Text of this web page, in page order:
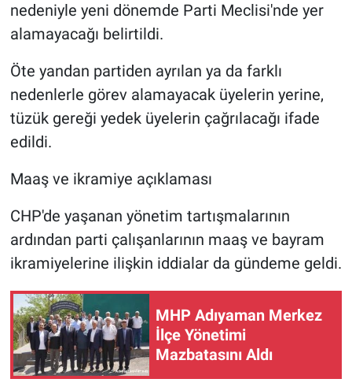
nedeniyle yeni dönemde Parti Meclisi'nde yer
alamayacağı belirtildi.
Öte yandan partiden ayrılan ya da farklı
nedenlerle görev alamayacak üyelerin yerine,
tüzük gereği yedek üyelerin çağrılacağı ifade
edildi.
Maaş ve ikramiye açıklaması
CHP'de yaşanan yönetim tartışmalarının
ardından parti çalışanlarının maaş ve bayram
ikramiyelerine ilişkin iddialar da gündeme geldi.
MHP Adıyaman Merkez
İlçe Yönetimi
Mazbatasını Aldı